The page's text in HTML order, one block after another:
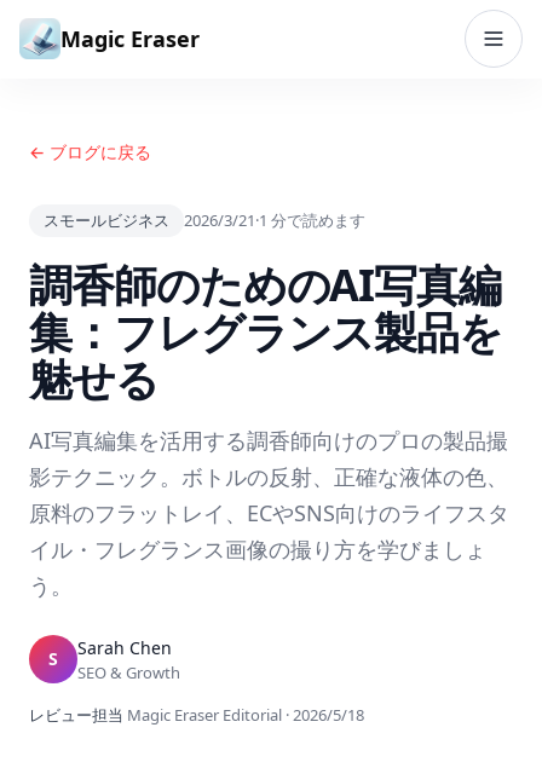
コンテンツへスキップ
Magic Eraser
← ブログに戻る
スモールビジネス 2026/3/21·1 分で読めます
調香師のためのAI写真編
集：フレグランス製品を
魅せる
AI写真編集を活用する調香師向けのプロの製品撮
影テクニック。ボトルの反射、正確な液体の色、
原料のフラットレイ、ECやSNS向けのライフスタ
イル・フレグランス画像の撮り方を学びましょ
う。
S Sarah Chen
SEO & Growth
レビュー担当 Magic Eraser Editorial ·2026/5/18